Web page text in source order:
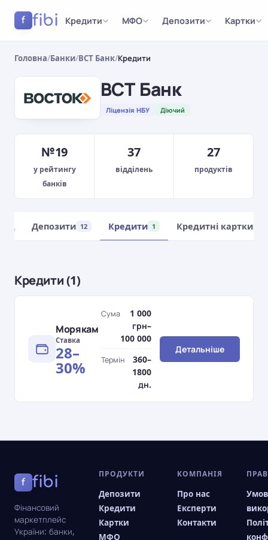
f fibi Кредити МФО Депозити Картки
Головна/Банки/ВСТ Банк/Кредити
ВСТ Банк
Ліцензія НБУ Діючий
№19
у рейтингу
банків
37
відділень
27
продуктів
Депозити 12 Кредити 1 Кредитні картки
Кредити (1)
Морякам
Ставка
28–
30%
Сума
1 000
грн–
100 000
Термін
360–
1800
дн.
Детальніше
f fibi
Фінансовий
маркетплейс
України: банки,
ПРОДУКТИ
Депозити
Кредити
Картки
МФО
КОМПАНІЯ
Про нас
Експерти
Контакти